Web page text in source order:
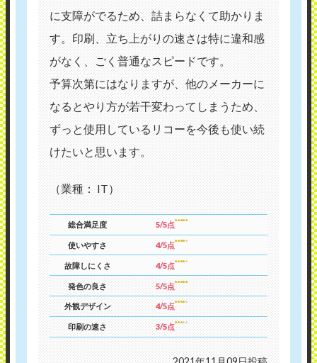
に支障がでるため、詰まらなくて助かりま
す。印刷、立ち上がりの速さは特に違和感
がなく、ごく普通なスピードです。
予算次第にはなりますが、他のメーカーに
なるとやり方が若干変わってしまうため、
ずっと使用しているリコーを今後も使い続
けたいと思います。
（業種： IT）
総合満足度 5/5点
使いやすさ 4/5点
故障しにくさ 4/5点
発色の良さ 5/5点
外観デザイン 4/5点
印刷の速さ 3/5点